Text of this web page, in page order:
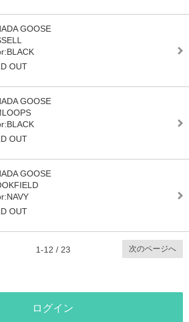
GOOSE
OUT
GOOSE
OUT
GOOSE
OUT
1-12 / 23 次のページへ
ログイン